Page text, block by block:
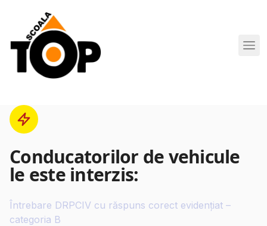
Scoala de Soferi TOP navigation
Conducatorilor de vehicule
le este interzis:
Întrebare DRPCIV cu răspuns corect evidențiat –
categoria B